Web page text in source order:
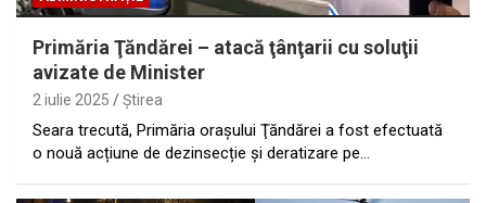
Primăria Ţăndărei – atacă ţânţarii cu soluţii
avizate de Minister
2 iulie 2025 Ştirea
Seara trecută, Primăria oraşului Ţăndărei a fost efectuată
o nouă acțiune de dezinsecție și deratizare pe…